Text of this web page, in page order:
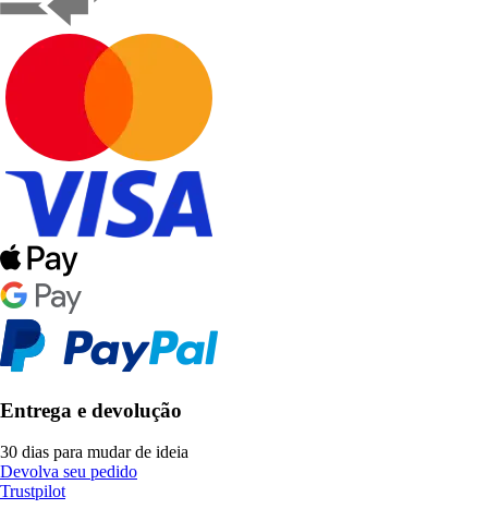
Entrega e devolução
30 dias para mudar de ideia
Devolva seu pedido
Trustpilot